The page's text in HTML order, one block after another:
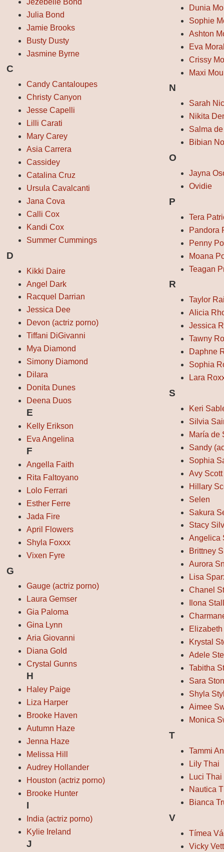
Julia Bond
Jamie Brooks
Busty Dusty
Jasmine Byrne
C
Candy Cantaloupes
Christy Canyon
Jesse Capelli
Lilli Carati
Mary Carey
Asia Carrera
Cassidey
Catalina Cruz
Ursula Cavalcanti
Jana Cova
Calli Cox
Kandi Cox
Summer Cummings
D
Kikki Daire
Angel Dark
Racquel Darrian
Jessica Dee
Devon (actriz porno)
Tiffani DiGivanni
Mya Diamond
Simony Diamond
Dilara
Donita Dunes
Deena Duos
E
Kelly Erikson
Eva Angelina
F
Angella Faith
Rita Faltoyano
Lolo Ferrari
Esther Ferre
Jada Fire
April Flowers
Shyla Foxxx
Vixen Fyre
G
Gauge (actriz porno)
Laura Gemser
Gia Paloma
Gina Lynn
Aria Giovanni
Diana Gold
Crystal Gunns
H
Haley Paige
Liza Harper
Brooke Haven
Autumn Haze
Jenna Haze
Melissa Hill
Audrey Hollander
Houston (actriz porno)
Brooke Hunter
I
India (actriz porno)
Kylie Ireland
J
Dunia
Sophie
Ashton
Eva
Crissy
Maxi
N
Sarah
Nikita
Salma
Bibian
O
Jayna
Ovidie
P
Tera
Pandora
Penny
Moana
Teagan
R
Taylor
Alicia
Jessica
Tawny
Daphne
Sophia
Lara
S
Keri
Silvia
María de
Sandy
Sophia
Avy Scott
Hillary
Selen
Sakura
Stacy
Angelica
Brittney
Aurora
Lisa
Chanel
Ilona
Elizabeth
Krystal
Adele
Tabitha
Sara
Shyla
Aimee
Monica
T
Tammi
Lily Thai
Luci Thai
Nautica
Bianca
V
Tímea
Vicky